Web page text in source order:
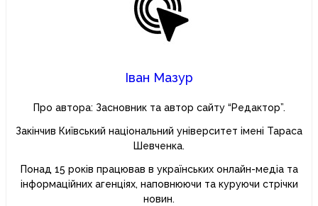
Іван Мазур
Про автора: Засновник та автор сайту “Редактор”.
Закінчив Київський національний університет імені Тараса
Шевченка.
Понад 15 років працював в українських онлайн-медіа та
інформаційних агенціях, наповнюючи та куруючи стрічки
новин.